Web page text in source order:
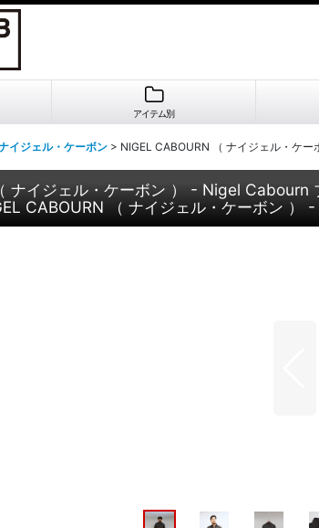
アイテム別
イジェル・ケーボン > NIGEL CABOURN （ ナイジェル・ケ
ナイジェル・ケーボン ） - Nigel Cabourn
CABOURN （ ナイジェル・ケーボン